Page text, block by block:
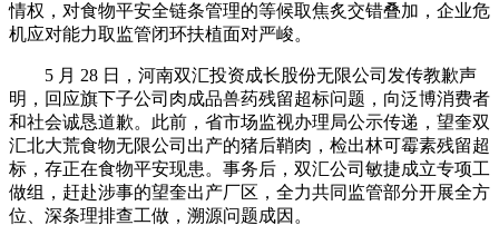
情权，对食物平安全链条管理的等候取焦炙交错叠加，企业危
机应对能力取监管闭环扶植面对严峻。
5 月 28 日，河南双汇投资成长股份无限公司发传教歉声
明，回应旗下子公司肉成品兽药残留超标问题，向泛博消费者
和社会诚恳道歉。此前，省市场监视办理局公示传递，望奎双
汇北大荒食物无限公司出产的猪后鞘肉，检出林可霉素残留超
标，存正在食物平安现患。事务后，双汇公司敏捷成立专项工
做组，赶赴涉事的望奎出产厂区，全力共同监管部分开展全方
位、深条理排查工做，溯源问题成因。